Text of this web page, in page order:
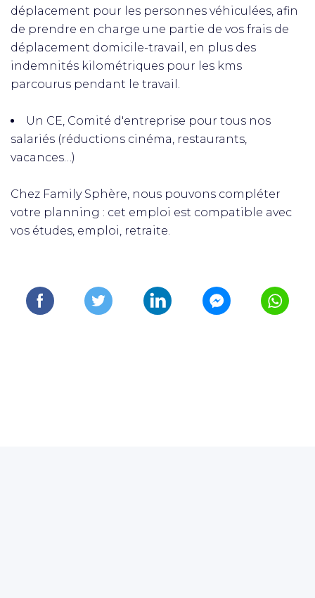
déplacement pour les personnes véhiculées, afin
de prendre en charge une partie de vos frais de
déplacement domicile-travail, en plus des
indemnités kilométriques pour les kms
parcourus pendant le travail.
Un CE, Comité d'entreprise pour tous nos
salariés (réductions cinéma, restaurants,
vacances…)
Chez Family Sphère, nous pouvons compléter
votre planning : cet emploi est compatible avec
vos études, emploi, retraite.